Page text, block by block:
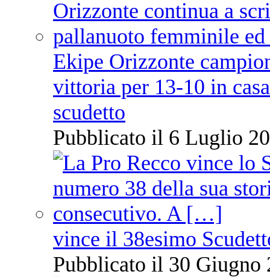
Ekipe Orizzonte
vittoria per 13-10 in
scudetto
Pubblicato il 6 Luglio
vince il 38esimo
Pubblicato il 30 Giugno